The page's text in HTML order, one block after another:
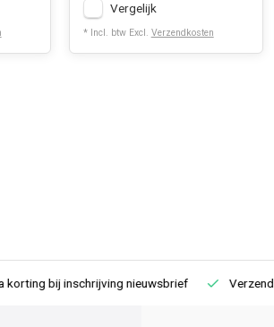
Vergelijk
* Incl. btw Excl. Verzendkosten
bij inschrijving nieuwsbrief